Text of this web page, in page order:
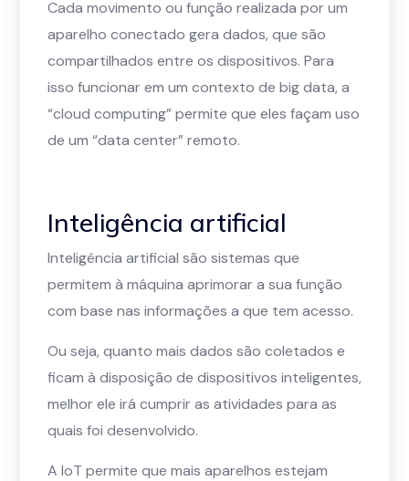
Cada movimento ou função realizada por um
aparelho conectado gera dados, que são
compartilhados entre os dispositivos. Para
isso funcionar em um contexto de big data, a
“cloud computing” permite que eles façam uso
de um “data center” remoto.
Inteligência artificial
Inteligência artificial são sistemas que
permitem à máquina aprimorar a sua função
com base nas informações a que tem acesso.
Ou seja, quanto mais dados são coletados e
ficam à disposição de dispositivos inteligentes,
melhor ele irá cumprir as atividades para as
quais foi desenvolvido.
A IoT permite que mais aparelhos estejam